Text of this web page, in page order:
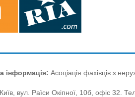
інформація: Асоціація фахівців з
вул. Раїси Окіпної, 10б, офіс 32.